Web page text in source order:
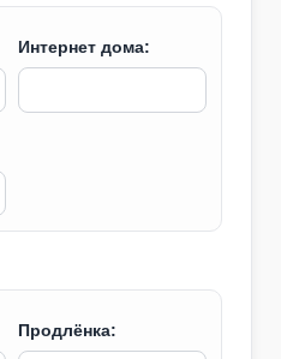
Интернет дома:
Продлёнка: